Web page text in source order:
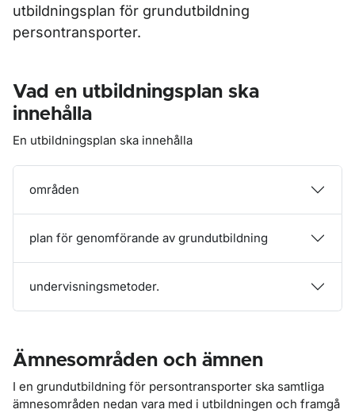
utbildningsplan för grundutbildning
persontransporter.
Vad en utbildningsplan ska
innehålla
En utbildningsplan ska innehålla
områden
plan för genomförande av grundutbildning
undervisningsmetoder.
Ämnesområden och ämnen
I en grundutbildning för persontransporter ska samtliga
ämnesområden nedan vara med i utbildningen och framgå